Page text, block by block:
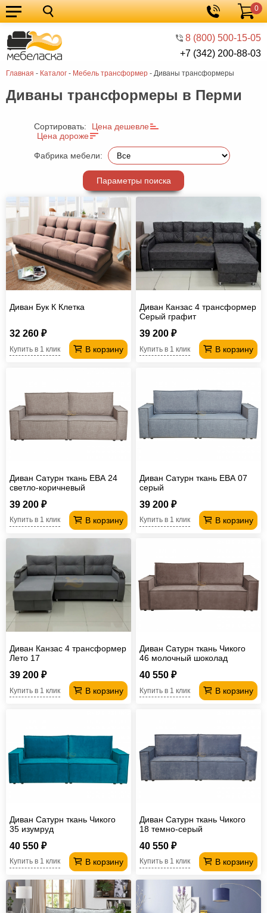
8 (800) 500-15-05
+7 (342) 200-88-03
Корзина
0
Главная - Каталог - Мебель трансформер - Диваны трансформеры
Кухонные
гарнитуры
Мебель
для
кухни
Мебель
для
спальни
Кровати
Шкафы
Детская
в
гостиную
Мебель
прихожей
Комоды
Офисная
мебель
Столы
под
компьютер
Мебель
для
ванной
Мебель
трансформер
Матрасы
мешки
Мебель
ротанга
Садовая
мебель
Косметологическое
Диваны трансформеры в Перми
Сортировать:
Цена дешевле
Цена дороже
Фабрика мебели:
Параметры поиска
Диван Бук К Клетка
32 260 ₽
В корзину
Купить в 1 клик
Диван Канзас 4 трансформер
Серый графит
39 200 ₽
В корзину
Купить в 1 клик
Диван Сатурн ткань ЕВА 24
светло-коричневый
39 200 ₽
В корзину
Купить в 1 клик
Диван Сатурн ткань ЕВА 07
серый
39 200 ₽
В корзину
Купить в 1 клик
Диван Канзас 4 трансформер
Лето 17
39 200 ₽
В корзину
Купить в 1 клик
Диван Сатурн ткань Чикого
46 молочный шоколад
40 550 ₽
В корзину
Купить в 1 клик
Диван Сатурн ткань Чикого
35 изумруд
40 550 ₽
В корзину
Купить в 1 клик
Диван Сатурн ткань Чикого
18 темно-серый
40 550 ₽
В корзину
Купить в 1 клик